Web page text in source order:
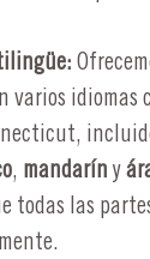
varios idiomas
, mandarín y
todas las